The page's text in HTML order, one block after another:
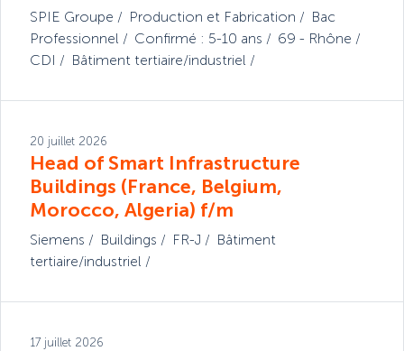
SPIE Groupe Production et Fabrication
Bac
Professionnel
Confirmé : 5-10 ans
69 - Rhône
CDI
Bâtiment tertiaire/industriel
20 juillet 2026
Head of Smart Infrastructure
Buildings (France, Belgium,
Morocco, Algeria) f/m
Siemens Buildings FR-J
Bâtiment
tertiaire/industriel
17 juillet 2026